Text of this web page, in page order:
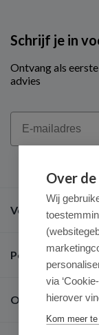
Schrijf je in
Ontvang als
advies
Email
Veel gestelde
Populaire
Over ons
Over
Wij
via
hierover
Kom meer